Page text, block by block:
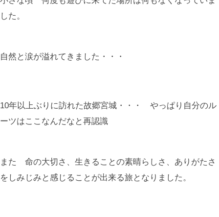
した。
自然と涙が溢れてきました・・・
10年以上ぶりに訪れた故郷宮城・・・ やっぱり自分のル
ーツはここなんだなと再認識
また 命の大切さ、生きることの素晴らしさ、ありがたさ
をしみじみと感じることが出来る旅となりました。